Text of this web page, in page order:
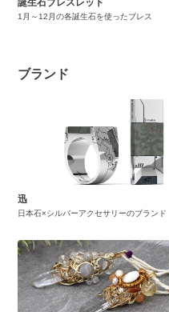
誕生石ブレスレット
1月～12月の各誕生石を使ったブレス
ブランド
迅
日本石×シルバーアクセサリーのブランド